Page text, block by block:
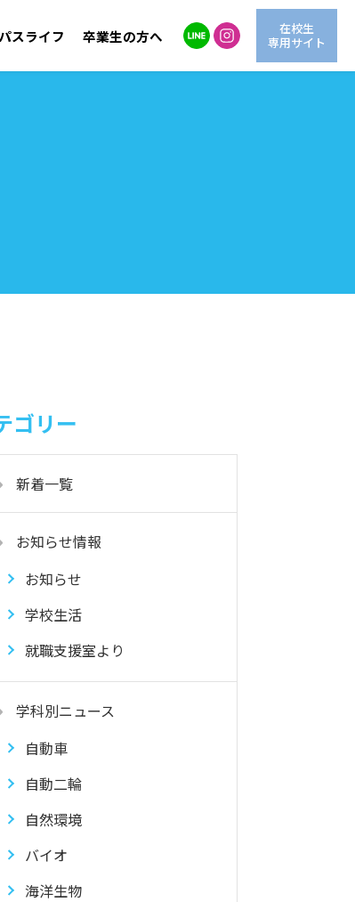
スライフ 卒業生の方へ
在校生
専用サイト
ゴリー
新着一覧
お知らせ情報
お知らせ
学校生活
就職支援室より
学科別ニュース
自動車
自動二輪
自然環境
バイオ
海洋生物